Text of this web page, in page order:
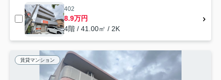
402
8.9万円
4階 / 41.00㎡ / 2K
賃貸マンション